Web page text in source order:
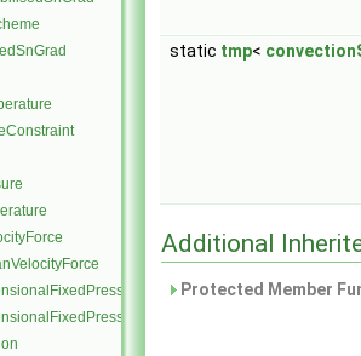
static tmp<
Additional
Protected Member